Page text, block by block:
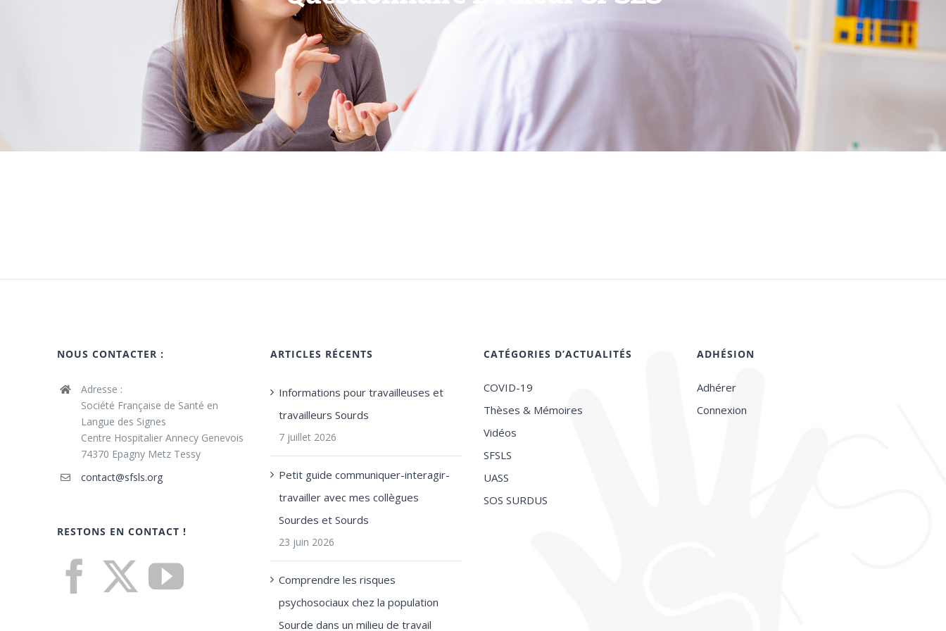
NOUS CONTACTER :
Adresse :
Société Française de Santé en
Langue des Signes
Centre Hospitalier Annecy Genevois
74370 Epagny Metz Tessy
contact@sfsls.org
RESTONS EN CONTACT !
ARTICLES RÉCENTS
Informations pour travailleuses et
travailleurs Sourds
7 juillet 2026
Petit guide communiquer-interagir-
travailler avec mes collègues
Sourdes et Sourds
23 juin 2026
Comprendre les risques
psychosociaux chez la population
Sourde dans un milieu de travail
CATÉGORIES D’ACTUALITÉS
COVID-19
Thèses & Mémoires
Vidéos
SFSLS
UASS
SOS SURDUS
ADHÉSION
Adhérer
Connexion